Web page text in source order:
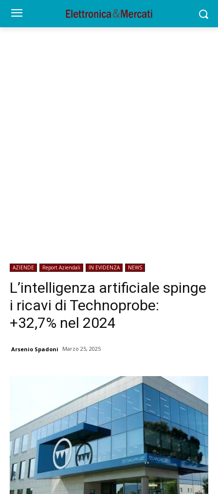
AZIENDE Report Aziendali IN EVIDENZA NEWS
L’intelligenza artificiale spinge
i ricavi di Technoprobe:
+32,7% nel 2024
Arsenio Spadoni Marzo 25, 2025